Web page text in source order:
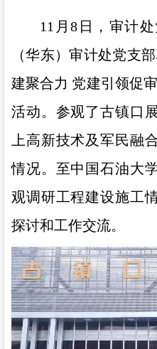
11月8 日，审计
（华东）审计处党支
建聚合力 党建引领促
活动。参观了古镇口
上高新技术及军民融
情况。至中国石油大
观调研工程建设施工
探讨和工作交流。